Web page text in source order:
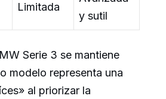
Limitada
y sutil
Serie 3 se mantiene
modelo representa una
al priorizar la